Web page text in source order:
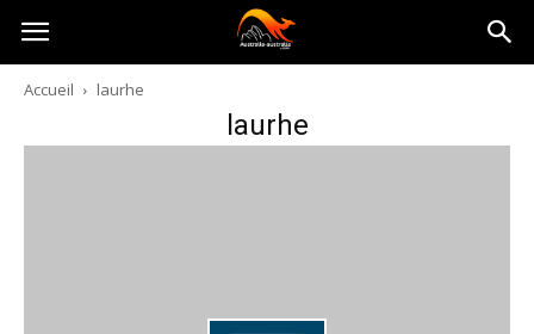
Australia-
australie.com
Accueil laurhe
laurhe